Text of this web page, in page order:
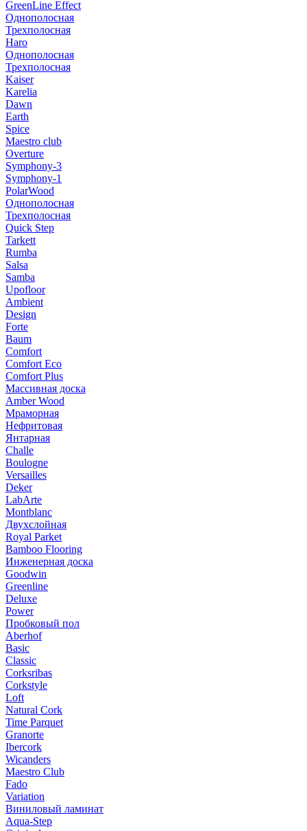
GreenLine Effect
Однополосная
Трехполосная
Haro
Однополосная
Трехполосная
Kaiser
Karelia
Dawn
Earth
Spice
Maestro club
Overture
Symphony-3
Symphony-1
PolarWood
Однополосная
Трехполосная
Quick Step
Tarkett
Rumba
Salsa
Samba
Upofloor
Ambient
Design
Forte
Baum
Comfort
Comfort Eco
Comfort Plus
Массивная доска
Amber Wood
Мраморная
Нефритовая
Янтарная
Challe
Boulogne
Versailles
Deker
LabArte
Montblanc
Двухслойная
Royal Parket
Bamboo Flooring
Инженерная доска
Goodwin
Greenline
Deluxe
Power
Пробковый пол
Aberhof
Basic
Classic
Corksribas
Corkstyle
Loft
Natural Cork
Time Parquet
Granorte
Ibercork
Wicanders
Мaestro Club
Fado
Variation
Виниловый ламинат
Aqua-Step